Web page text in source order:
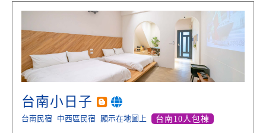
台南小日子
台南民宿 中西區民宿 顯示在地圖上 台南10人包棟